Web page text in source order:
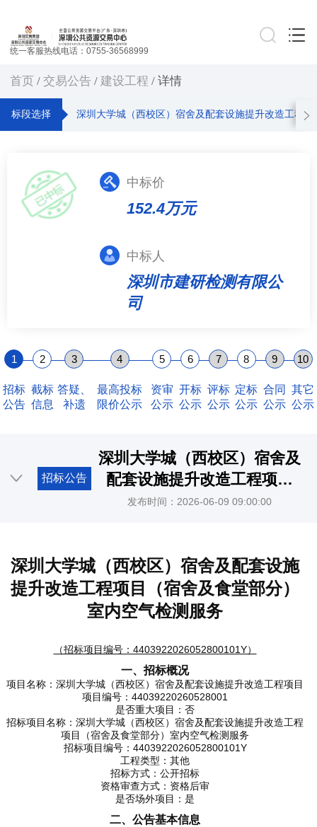
统一客服热线电话：0755-36568999
首页/ 交易公告/ 建设工程 / 详情
标段选择 深圳大学城（西校区）宿舍及配套设施提升改造工程
中标价
152.4万元
中标人
深圳市建研检测有限公
司
1
招标
公告
2
截标
信息
3
答疑、
补遗
4
最高投标
限价公示
5
资审
公示
6
开标
公示
7
评标
公示
8
定标
公示
9
合同
公示
10
其它
公示
招标公告
深圳大学城（西校区）宿舍及
配套设施提升改造工程项目
（宿舍及食堂部分）室内空气
发布时间：2026-06-09 09:00:00
深圳大学城（西校区）宿舍及配套设施
提升改造工程项目（宿舍及食堂部分）
室内空气检测服务
（招标项目编号：4403922026052800101Y）
一、招标概况
项目名称：深圳大学城（西校区）宿舍及配套设施提升改造工程项目
项目编号：44039220260528001
是否重大项目：否
招标项目名称：深圳大学城（西校区）宿舍及配套设施提升改造工程
项目（宿舍及食堂部分）室内空气检测服务
招标项目编号：4403922026052800101Y
工程类型：其他
招标方式：公开招标
资格审查方式：资格后审
是否场外项目：是
二、公告基本信息